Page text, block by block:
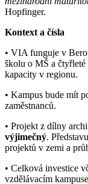
Hopfinger.
Kontext a čísla
• VIA funguje v
školu o MŠ a
kapacity v regionu.
• Kampus bude mít
zaměstnanců.
• Projekt z dílny
výjimečný.
projektů v zemi a
• Celková investice
vzdělávacím